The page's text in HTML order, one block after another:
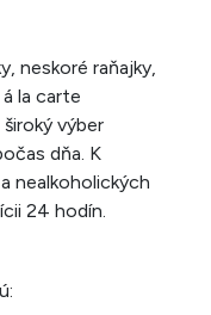
neskoré raňajky,
la carte
výber
dňa. K
nealkoholických
24 hodín.